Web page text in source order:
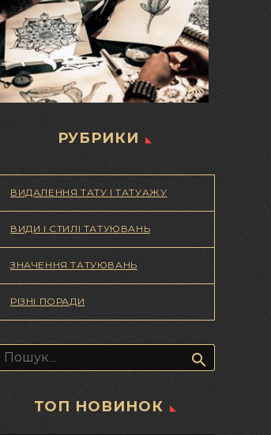
РУБРИКИ
ВИДАЛЕННЯ ТАТУ І ТАТУАЖУ
ВИДИ І СТИЛІ ТАТУЮВАНЬ
ЗНАЧЕННЯ ТАТУЮВАНЬ
РІЗНІ ПОРАДИ
Пошук:
ТОП НОВИНОК